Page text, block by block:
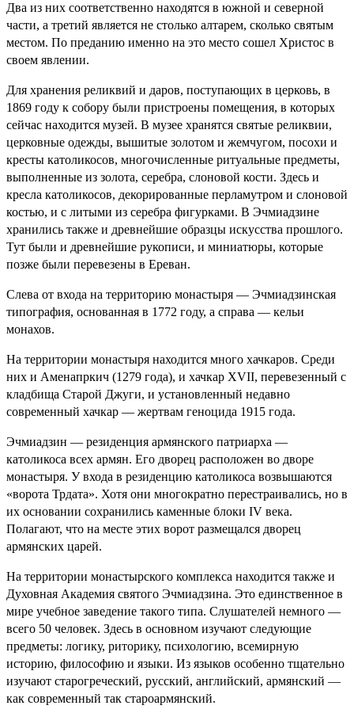
Два из них соответственно находятся в южной и северной
части, а третий является не столько алтарем, сколько святым
местом. По преданию именно на это место сошел Христос в
своем явлении.
Для хранения реликвий и даров, поступающих в церковь, в
1869 году к собору были пристроены помещения, в которых
сейчас находится музей. В музее хранятся святые реликвии,
церковные одежды, вышитые золотом и жемчугом, посохи и
кресты католикосов, многочисленные ритуальные предметы,
выполненные из золота, серебра, слоновой кости. Здесь и
кресла католикосов, декорированные перламутром и слоновой
костью, и с литыми из серебра фигурками. В Эчмиадзине
хранились также и древнейшие образцы искусства прошлого.
Тут были и древнейшие рукописи, и миниатюры, которые
позже были перевезены в Ереван.
Слева от входа на территорию монастыря — Эчмиадзинская
типография, основанная в 1772 году, а справа — кельи
монахов.
На территории монастыря находится много хачкаров. Среди
них и Аменапркич (1279 года), и хачкар ХVII, перевезенный с
кладбища Старой Джуги, и установленный недавно
современный хачкар — жертвам геноцида 1915 года.
Эчмиадзин — резиденция армянского патриарха —
католикоса всех армян. Его дворец расположен во дворе
монастыря. У входа в резиденцию католикоса возвышаются
«ворота Трдата». Хотя они многократно перестраивались, но в
их основании сохранились каменные блоки IV века.
Полагают, что на месте этих ворот размещался дворец
армянских царей.
На территории монастырского комплекса находится также и
Духовная Академия святого Эчмиадзина. Это единственное в
мире учебное заведение такого типа. Слушателей немного —
всего 50 человек. Здесь в основном изучают следующие
предметы: логику, риторику, психологию, всемирную
историю, философию и языки. Из языков особенно тщательно
изучают старогреческий, русский, английский, армянский —
как современный так староармянский.